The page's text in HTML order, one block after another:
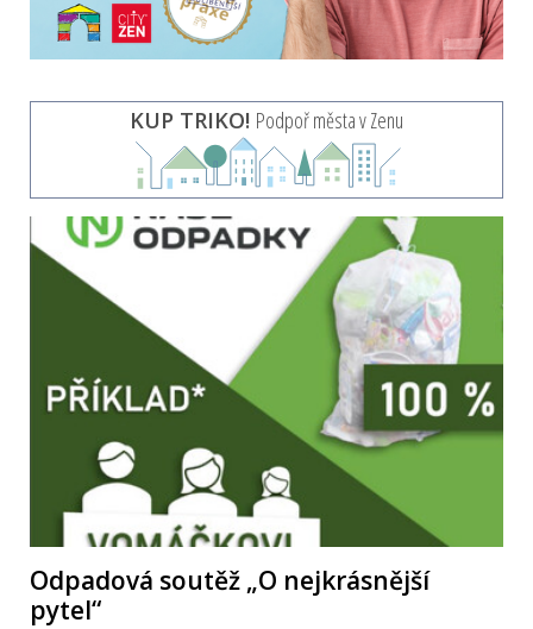
KUP TRIKO! Podpoř města v Zenu
Odpadová soutěž „O nejkrásnější
pytel“